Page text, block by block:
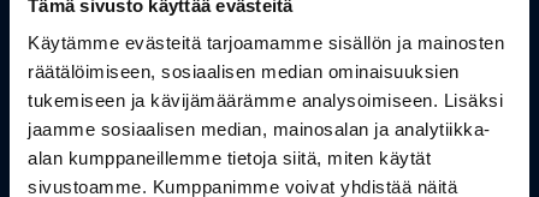
Tämä sivusto käyttää evästeitä
Käytämme evästeitä tarjoamamme sisällön ja mainosten
räätälöimiseen, sosiaalisen median ominaisuuksien
tukemiseen ja kävijämäärämme analysoimiseen. Lisäksi
jaamme sosiaalisen median, mainosalan ja analytiikka-
alan kumppaneillemme tietoja siitä, miten käytät
sivustoamme. Kumppanimme voivat yhdistää näitä
Työsuhdepyörä
Info
Toimitus